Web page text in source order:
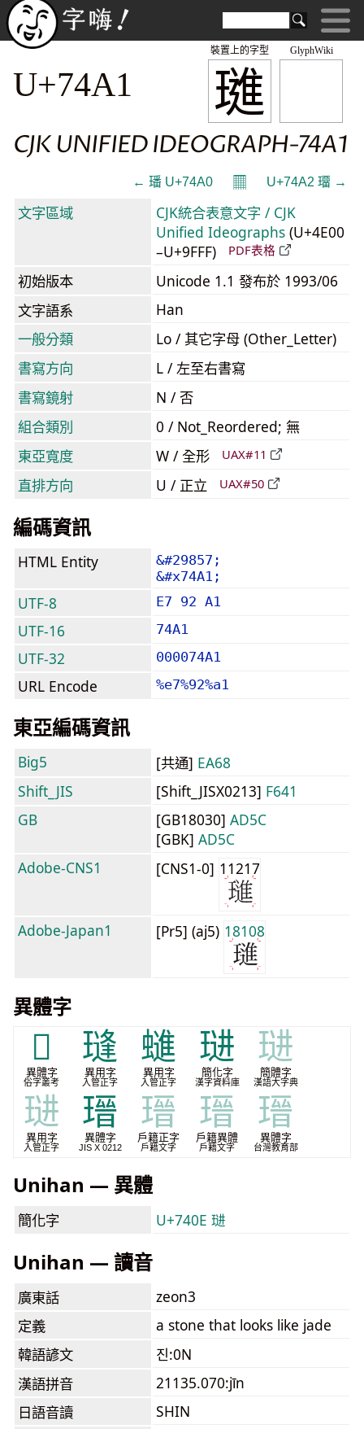
GlyphWiki
璡
裝置上的字型
U+74A1
CJK UNIFIED IDEOGRAPH-74A1
← 璠 U+74A0 𝄜 U+74A2 璢 →
文字區域
CJK統合表意文字 / CJK
Unified Ideographs (U+4E00
–U+9FFF)
PDF表格
初始版本
Unicode 1.1 發布於 1993/06
文字語系
Han
一般分類
Lo / 其它字母 (Other_Letter)
書寫方向
L / 左至右書寫
書寫鏡射
N / 否
組合類別
0 / Not_Reordered; 無
東亞寬度
W / 全形 UAX#11
直排方向 U / 正立 UAX#50
編碼資訊
HTML Entity
&#29857;
&#x74A1;
UTF-8 E7 92 A1
UTF-16 74A1
UTF-32 000074A1
URL Encode %e7%92%a1
東亞編碼資訊
Big5 [共通] EA68
Shift_JIS
[Shift_JISX0213] F641
GB
[GB18030] AD5C
[GBK] AD5C
Adobe-CNS1
[CNS1-0] 11217
Adobe-Japan1 [Pr5] (aj5) 18108
異體字
𤧫
異體字
俗字叢考
㻱
異用字
入管正字
䗯
異用字
入管正字
琎
簡化字
漢字資料庫
琎
簡體字
漢語大字典
琎
異用字
入管正字
瑨
異體字
JIS X 0212
瑨
戶籍正字
戶籍文字
瑨
戶籍異體
戶籍文字
瑨
異體字
台灣教育部
Unihan — 異體
簡化字 U+740E 琎
Unihan — 讀音
廣東話
zeon3
定義
a stone that looks like jade
韓語諺文
진:0N
漢語拼音
21135.070:jīn
日語音讀
SHIN